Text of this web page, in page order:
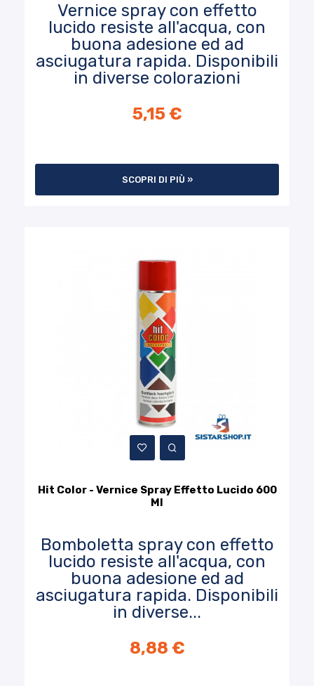
Vernice spray con effetto
lucido resiste all'acqua, con
buona adesione ed ad
asciugatura rapida. Disponibili
in diverse colorazioni
5,15 €
SCOPRI DI PIÙ »
Hit Color - Vernice Spray Effetto Lucido 600
Ml
Bomboletta spray con effetto
lucido resiste all'acqua, con
buona adesione ed ad
asciugatura rapida. Disponibili
in diverse...
8,88 €